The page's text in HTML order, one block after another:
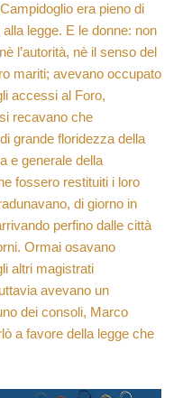
era pieno di
legge. E le donne: non
l’autorità, nè il senso del
mariti; avevano occupato
accessi al Foro,
recavano che
grande floridezza della
e generale della
fossero restituiti i loro
di giorno in
perfino dalle città
Ormai osavano
altri magistrati
avevano un
dei consoli, Marco
a favore della legge che